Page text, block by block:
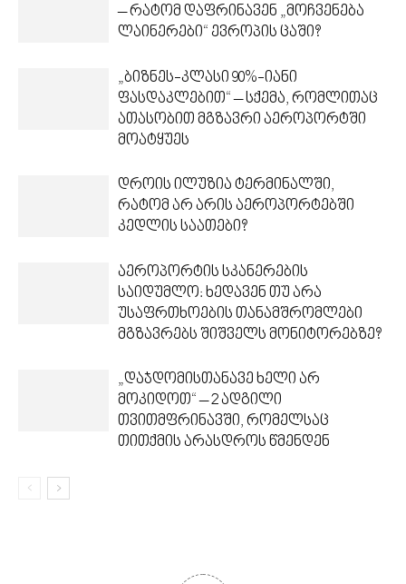
– რატომ დაფრინავენ „მოჩვენება
ლაინერები“ ევროპის ცაში?
„ბიზნეს-კლასი 90%-იანი
ფასდაკლებით“ – სქემა, რომლითაც
ათასობით მგზავრი აეროპორტში
მოატყუეს
დროის ილუზია ტერმინალში,
რატომ არ არის აეროპორტებში
კედლის საათები?
აეროპორტის სკანერების
საიდუმლო: ხედავენ თუ არა
უსაფრთხოების თანამშრომლები
მგზავრებს შიშველს მონიტორებზე?
„დაჯდომისთანავე ხელი არ
მოკიდოთ“ – 2 ადგილი
თვითმფრინავში, რომელსაც
თითქმის არასდროს წმენდენ